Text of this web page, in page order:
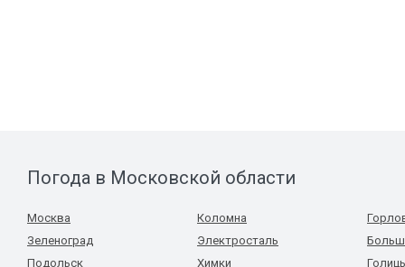
Погода в Московской области
Москва
Зеленоград
Подольск
Коломна
Электросталь
Химки